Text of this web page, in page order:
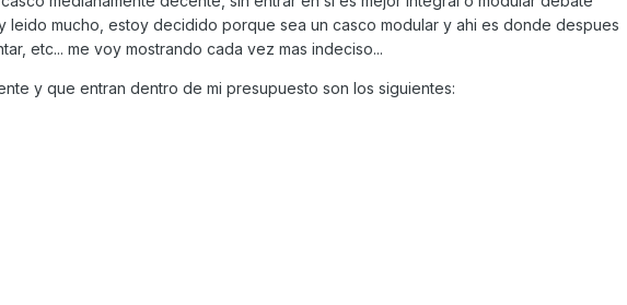
leido mucho, estoy decidido porque sea un casco modular y ahi es donde despues
etc... me voy mostrando cada vez mas indeciso...
y que entran dentro de mi presupuesto son los siguientes: